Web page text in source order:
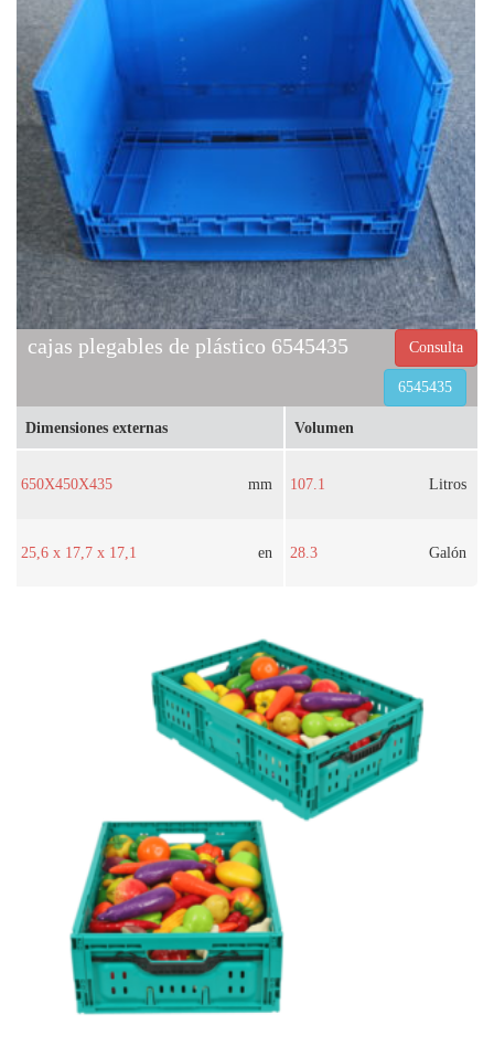
cajas plegables de plástico 6545435 Consulta
6545435
Dimensiones externas
650X450X435 mm
25,6 x 17,7 x 17,1 en
Volumen
107.1 Litros
28.3 Galón